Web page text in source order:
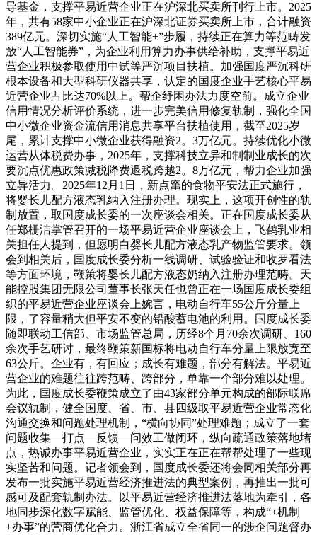
导基金，支撑平易近营企业正在沪深北买卖所刊行上市。2025
年，共有58家中小企业正在沪深北证券买卖所上市，合计融资
389亿元。深切实施“人工智能+”步履，持续正在算力等范畴发
放“人工智能券”，为企业利用算力办事供给补助，支撑平易近
营企业积极参取使用中试等严沉项目扶植。加强国度严沉科研
根本设备和大型科研仪器共享，认定的国度企业手艺核心平易
近营企业占比达70%以上。帮企纾困办法力度空前。成立企业
信用情况分析评价系统，进一步完美信用修复轨制，强化全国
中小微企业资金流信用消息共享平台扶植使用，截至2025岁
尾，累计支撑中小微企业获得融资2。3万亿元。持续优化小微
运营从体税费办事，2025年，支撑科技立异和制制业成长的次
要沉点优惠政策减税降费退税跨越2。8万亿元，帮力企业加强
立异活力。2025年12月1日，新点窜的食物平安法正式施行，
将婴长儿配方液态乳纳入注册办理。现实上，这项开创性的轨
制放置，取国度成长委的一次座谈会相关。正在国度成长委从
任郑栅洁掌管召开的一场平易近营企业座谈会上，飞鹤乳业相
关担任人提到，但愿明白婴长儿配方液态乳产物监管要求。领
会到相关后，国度成长委分析一线调研、试验验证和收罗看法
等方面环境，鞭策将婴长儿配方液态奶纳入注册办理范畴。天
能控股集团无限公司董事长张天任也曾正在一场国度成长委组
织的平易近营企业座谈会上婉言，电动自行车55公斤分量上
限，了容量稍大但平安不变的铅酸蓄电池的利用。国度成长委
随即联动工信部、市场监管总局，历经8个月70余次调研、160
余次手艺研讨，最终鞭策新国标将电动自行车分量上限放宽至
63公斤。企业有，有回应；成长有难题，部分有解法。平易近
营企业的难题往往跨范畴、跨部分，单靠一个部分难以处理。
为此，国度成长委鞭策成立了由43家部分单元构成的部际联席
会议轨制，健全国度、省、市、县四级取平易近营企业常态化
沟通交换和问题处理机制，“横向协同”处理难题；成立了一套
问题收集—打点—反馈—问效工做闭环，纵向疏通政策落地堵
点，热诚办事平易近营企业，实实正在正在帮帮处理了一些现
实坚苦和问题。记者领会到，国度成长委还将会同相关部分再
发布一批实施平易近营经济推进法的典型案例，再推出一批可
感可及配套轨制办法。以平易近营经济推进法落地为牵引，各
地同步深化数字赋能、监管优化、权益保障等，构成“+机制
+办事”的营商优化合力。浙江省成立全省同一的涉企问题督办